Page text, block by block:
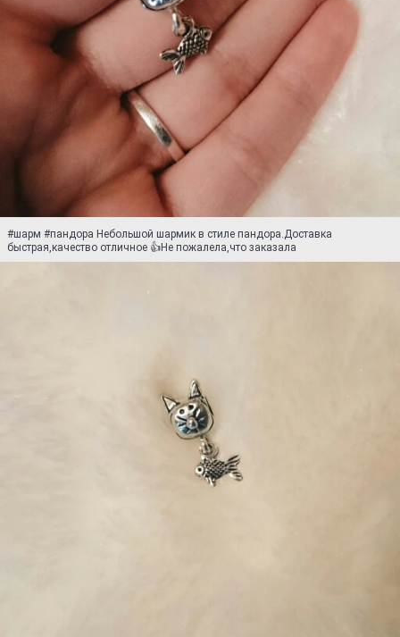
#шарм #пандора Небольшой шармик в стиле пандора.Доставка
быстрая,качество отличное 👍Не пожалела,что заказала